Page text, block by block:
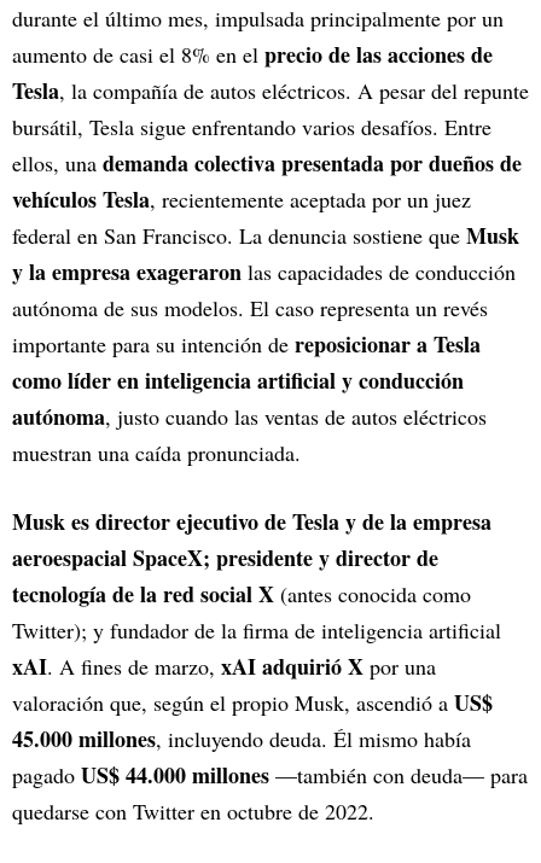
durante el último mes, impulsada principalmente por un
aumento de casi el 8% en el precio de las acciones de
Tesla, la compañía de autos eléctricos. A pesar del repunte
bursátil, Tesla sigue enfrentando varios desafíos. Entre
ellos, una demanda colectiva presentada por dueños de
vehículos Tesla, recientemente aceptada por un juez
federal en San Francisco. La denuncia sostiene que Musk
y la empresa exageraron las capacidades de conducción
autónoma de sus modelos. El caso representa un revés
importante para su intención de reposicionar a Tesla
como líder en inteligencia artificial y conducción
autónoma, justo cuando las ventas de autos eléctricos
muestran una caída pronunciada.
Musk es director ejecutivo de Tesla y de la empresa
aeroespacial SpaceX; presidente y director de
tecnología de la red social X (antes conocida como
Twitter); y fundador de la firma de inteligencia artificial
xAI. A fines de marzo, xAI adquirió X por una
valoración que, según el propio Musk, ascendió a US$
45.000 millones, incluyendo deuda. Él mismo había
pagado US$ 44.000 millones —también con deuda— para
quedarse con Twitter en octubre de 2022.